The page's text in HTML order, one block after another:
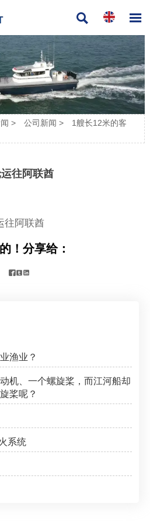
 
> 公司新闻 >
1艘长12米的客
往阿联酋
往阿联酋
！分享给：

渔业？
机、一个螺旋桨，而江河船却
桨呢？
系统